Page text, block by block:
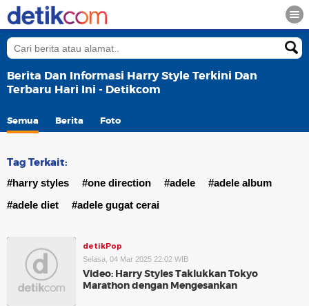
Berita Dan Informasi Harry Style Terkini Dan
Terbaru Hari Ini - Detikcom
Semua Berita Foto
Tag Terkait:
#harry styles #one direction #adele
#adele album
#adele diet
#adele gugat cerai
detikPop
Selasa, 04 Mar 2025 22:02 WIB
Video: Harry Styles Taklukkan Tokyo
Marathon dengan Mengesankan